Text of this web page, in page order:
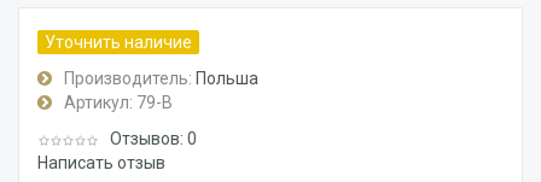
Уточнить наличие
Производитель: Польша
Артикул: 79-В
Отзывов: 0
Написать отзыв